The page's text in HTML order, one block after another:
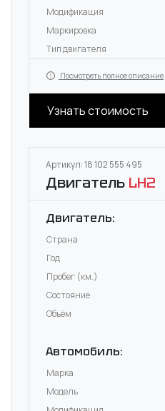
Модификация
Маркировка
Тип двигателя
Посмотреть полное описание
Узнать стоимость
Артикул: 18 102 555 495
Двигатель LH2
Двигатель:
Страна
Год
Пробег (км.)
Состояние
Объём
Автомобиль:
Марка
Модель